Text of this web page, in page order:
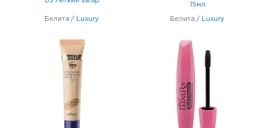
Белита / Luxury
15мл
Белита / Luxury